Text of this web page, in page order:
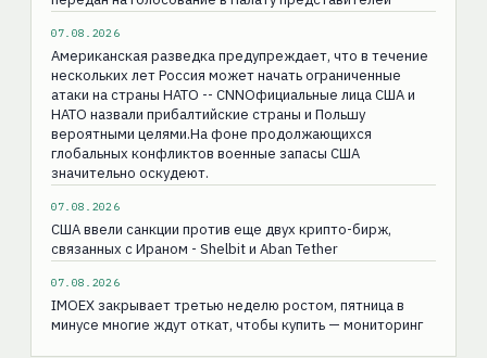
07.08.2026
Американская разведка предупреждает, что в течение
нескольких лет Россия может начать ограниченные
атаки на страны НАТО -- CNNОфициальные лица США и
НАТО назвали прибалтийские страны и Польшу
вероятными целями.На фоне продолжающихся
глобальных конфликтов военные запасы США
значительно оскудеют.
07.08.2026
США ввели санкции против еще двух крипто-бирж,
связанных с Ираном - Shelbit и Aban Tether
07.08.2026
IMOEX закрывает третью неделю ростом, пятница в
минусе многие ждут откат, чтобы купить — мониторинг